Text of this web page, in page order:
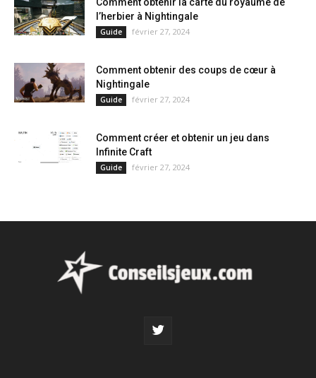
Comment obtenir la carte du royaume de
l’herbier à Nightingale
Guide février 27, 2024
Comment obtenir des coups de cœur à
Nightingale
Guide février 27, 2024
Comment créer et obtenir un jeu dans
Infinite Craft
Guide février 27, 2024